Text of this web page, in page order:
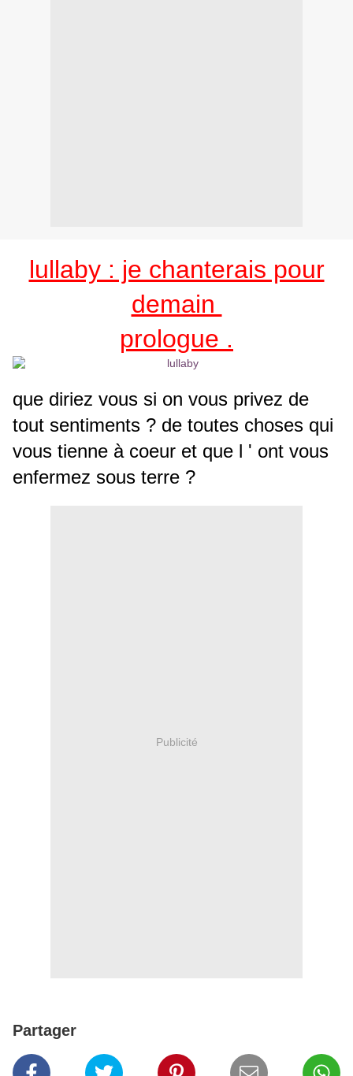
lullaby : je chanterais pour
demain
prologue .
que diriez vous si on vous privez de
tout sentiments ? de toutes choses qui
vous tienne à coeur et que l ' ont vous
enfermez sous terre ?
Publicité
Partager